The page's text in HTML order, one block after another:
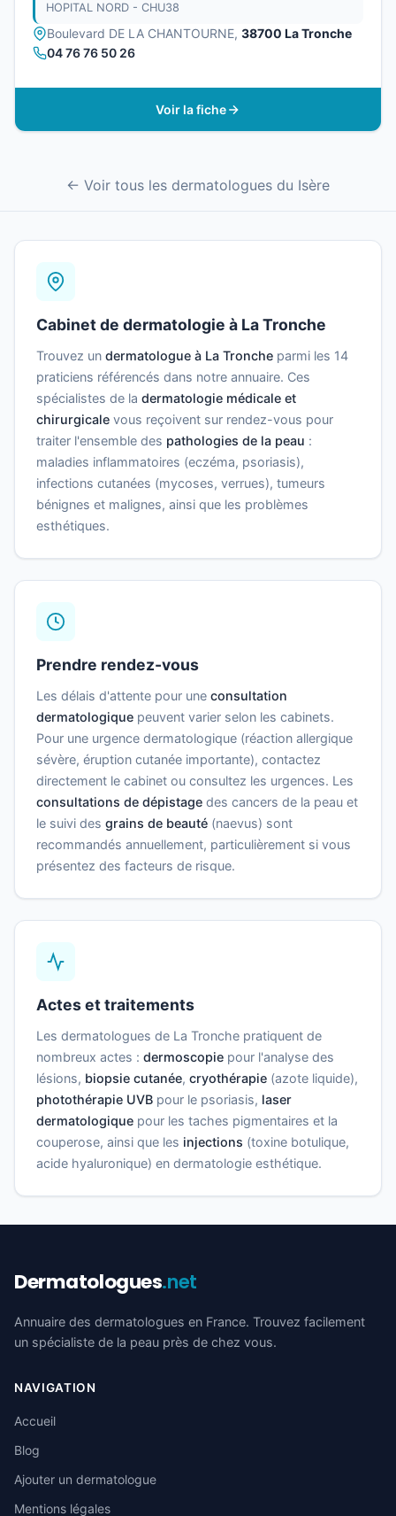
HOPITAL NORD - CHU38
Boulevard DE LA CHANTOURNE, 38700 La Tronche
04 76 76 50 26
Voir la fiche
← Voir tous les dermatologues du Isère
Cabinet de dermatologie à La Tronche
Trouvez un dermatologue à La Tronche parmi les 14
praticiens référencés dans notre annuaire. Ces
spécialistes de la dermatologie médicale et
chirurgicale vous reçoivent sur rendez-vous pour
traiter l'ensemble des pathologies de la peau :
maladies inflammatoires (eczéma, psoriasis),
infections cutanées (mycoses, verrues), tumeurs
bénignes et malignes, ainsi que les problèmes
esthétiques.
Prendre rendez-vous
Les délais d'attente pour une consultation
dermatologique peuvent varier selon les cabinets.
Pour une urgence dermatologique (réaction allergique
sévère, éruption cutanée importante), contactez
directement le cabinet ou consultez les urgences. Les
consultations de dépistage des cancers de la peau et
le suivi des grains de beauté (naevus) sont
recommandés annuellement, particulièrement si vous
présentez des facteurs de risque.
Actes et traitements
Les dermatologues de La Tronche pratiquent de
nombreux actes : dermoscopie pour l'analyse des
lésions, biopsie cutanée, cryothérapie (azote liquide),
photothérapie UVB pour le psoriasis, laser
dermatologique pour les taches pigmentaires et la
couperose, ainsi que les injections (toxine botulique,
acide hyaluronique) en dermatologie esthétique.
Dermatologues.net
Annuaire des dermatologues en France. Trouvez facilement
un spécialiste de la peau près de chez vous.
NAVIGATION
Accueil
Blog
Ajouter un dermatologue
Mentions légales